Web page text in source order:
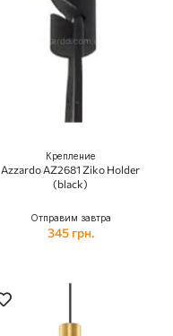
Крепление
Azzardo AZ2681 Ziko Holder
(black)
Отправим завтра
345 грн.